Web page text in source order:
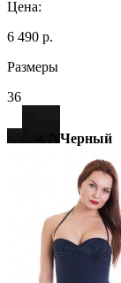
Цена:
6 490 р.
Размеры
36
Черный